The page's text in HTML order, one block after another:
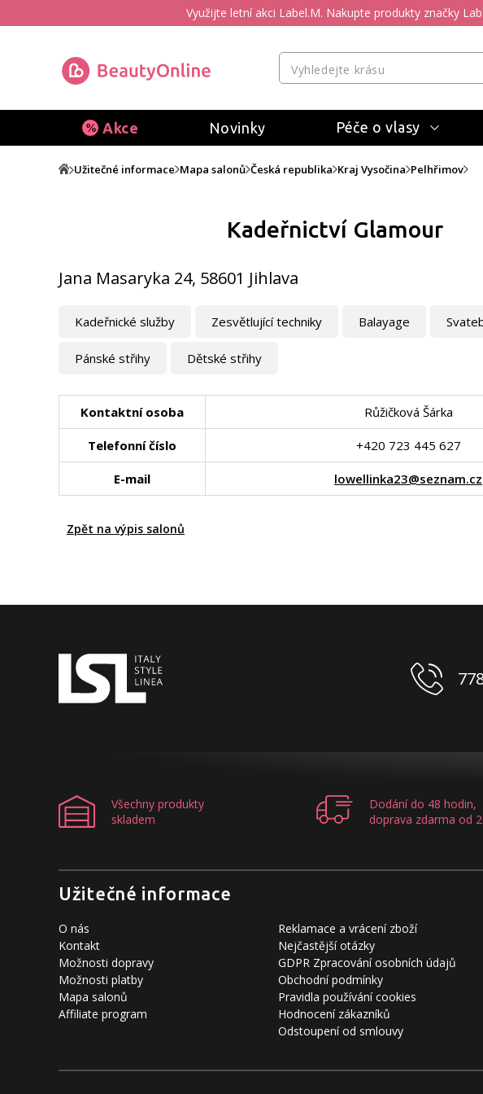
Využijte letní akci Label.M. Nakupte produkty značky
Akce Novinky Péče o vlasy
Užitečné informace Mapa salonů Česká republika Kraj Vysočina Pelhřimov
Kadeřnictví Glamour
Jana Masaryka 24, 58601 Jihlava
Kadeřnické služby Zesvětlující techniky Balayage
Pánské střihy Dětské střihy
Kontaktní osoba Růžičková Šárka
Telefonní číslo +420 723 445 627
E-mail lowellinka23@seznam.cz
Zpět na výpis salonů
Všechny produkty
skladem
Dodání do 48 hodin,
doprava zdarma od
Užitečné informace
O nás
Kontakt
Možnosti dopravy
Možnosti platby
Mapa salonů
Affiliate program
Reklamace a vrácení zboží
Nejčastější otázky
GDPR Zpracování osobních údajů
Obchodní podmínky
Pravidla používání cookies
Hodnocení zákazníků
Odstoupení od smlouvy